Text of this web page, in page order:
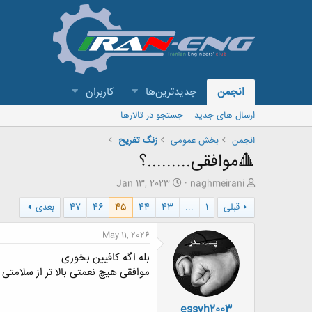
انجمن جدیدترین‌ها کاربران
ارسال های جدید
جستجو در تالارها
انجمن
بخش عمومی زنگ تفريح
🔺️موافقی.........؟
ش
ر
و
ع
naghmeirani
ت
ا
ر
ی
Jan 13, 2023
قبلی
1
...
43
44
45
46
47 بعدی
May 11, 2026
بله اگه کافیین بخوری
موافقی هیچ نعمتی بالا تر از